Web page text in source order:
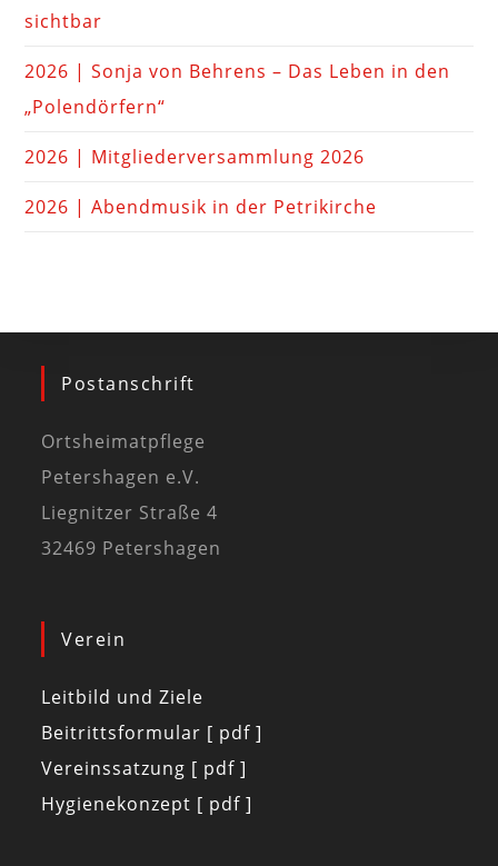
sichtbar
2026 | Sonja von Behrens – Das Leben in den
„Polendörfern“
2026 | Mitgliederversammlung 2026
2026 | Abendmusik in der Petrikirche
Postanschrift
Ortsheimatpflege
Petershagen e.V.
Liegnitzer Straße 4
32469 Petershagen
Verein
Leitbild und Ziele
Beitrittsformular [ pdf ]
Vereinssatzung [ pdf ]
Hygienekonzept [ pdf ]